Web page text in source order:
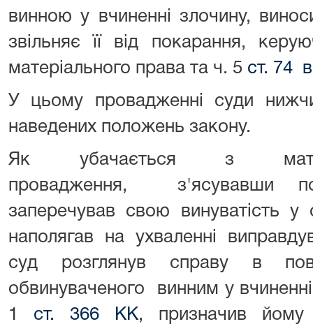
винною у вчиненні злочину,
звільняє її від покарання,
матеріального права та ч. 5 ст. 74
У цьому провадженні суди
наведених положень закону.
Як убачається з
провадження, з'ясувавши
заперечував свою винуватість у
наполягав на ухваленні
суд розглянув справу в
обвинуваченого винним у
1 ст. 366 КК, призначив йому